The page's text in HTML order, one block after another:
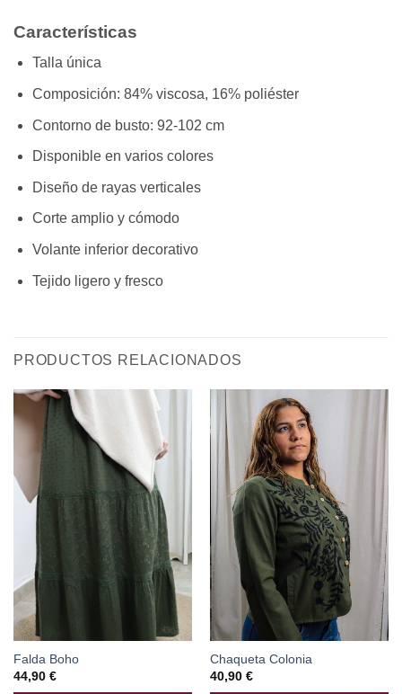
Características
Talla única
Composición: 84% viscosa, 16% poliéster
Contorno de busto: 92-102 cm
Disponible en varios colores
Diseño de rayas verticales
Corte amplio y cómodo
Volante inferior decorativo
Tejido ligero y fresco
PRODUCTOS RELACIONADOS
Falda Boho
44,90 €
Chaqueta Colonia
40,90 €